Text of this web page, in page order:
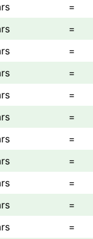
=
=
=
=
=
=
=
=
=
=
=